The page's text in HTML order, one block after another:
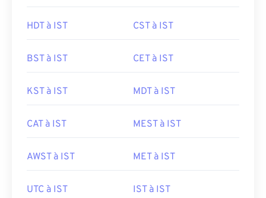
HDT à IST CST à IST
BST à IST CET à IST
KST à IST MDT à IST
CAT à IST MEST à IST
AWST à IST MET à IST
UTC à IST IST à IST